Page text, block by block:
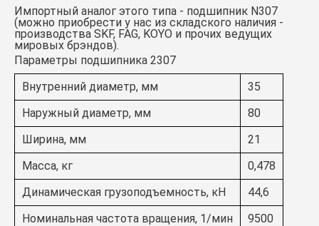
Импортный аналог этого типа - подшипник N307
(можно приобрести у нас из складского наличия -
производства SKF, FAG, KOYO и прочих ведущих
мировых брэндов).
Параметры подшипника 2307
Внутренний диаметр, мм
35
Наружный диаметр, мм
80
Ширина, мм
21
Масса, кг
0,478
Динамическая грузоподъемность, кН
44,6
Номинальная частота вращения, 1/мин
9500